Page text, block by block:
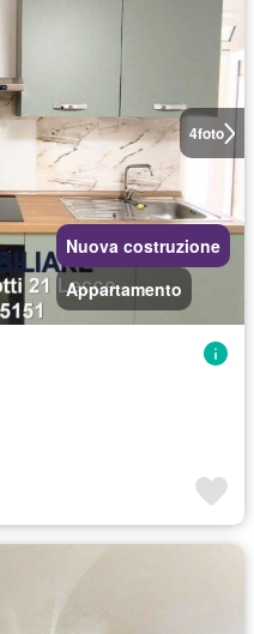
4foto
Nuova costruzione
Appartamento